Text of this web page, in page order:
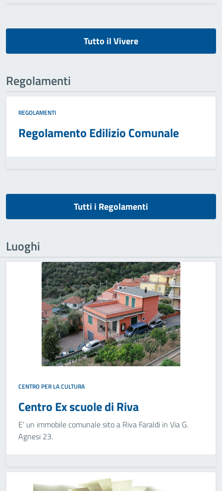
Tutto il Vivere
Regolamenti
REGOLAMENTI
Regolamento Edilizio Comunale
Tutti i Regolamenti
Luoghi
CENTRO PER LA CULTURA
Centro Ex scuole di Riva
E’ un immobile comunale sito a Riva Faraldi in Via G.
Agnesi 23.